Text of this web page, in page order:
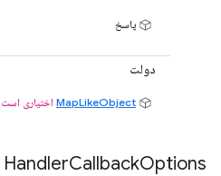
پاسخ
دولت
MapLikeObject اختیاری است
HandlerCallbackOptions